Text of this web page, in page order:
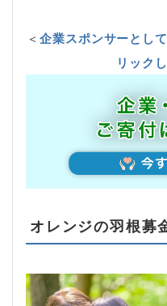
＜企業スポンサーとし
リック
オレンジの羽根募